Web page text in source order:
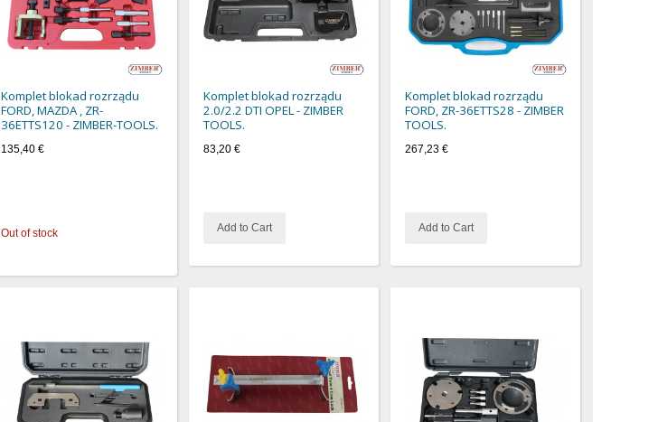
Komplet blokad rozrządu
FORD, MAZDA , ZR-
36ETTS120 - ZIMBER-TOOLS.
135,40 €
Out of stock
Komplet blokad rozrządu
2.0/2.2 DTI OPEL - ZIMBER
TOOLS.
83,20 €
Add to Cart
Komplet blokad rozrządu
FORD, ZR-36ETTS28 - ZIMBER
TOOLS.
267,23 €
Add to Cart